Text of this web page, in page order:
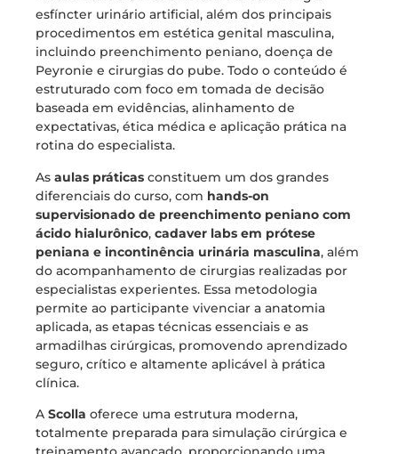
esfíncter urinário artificial, além dos principais
procedimentos em estética genital masculina,
incluindo preenchimento peniano, doença de
Peyronie e cirurgias do pube. Todo o conteúdo é
estruturado com foco em tomada de decisão
baseada em evidências, alinhamento de
expectativas, ética médica e aplicação prática na
rotina do especialista.
As aulas práticas constituem um dos grandes
diferenciais do curso, com hands-on
supervisionado de preenchimento peniano com
ácido hialurônico, cadaver labs em prótese
peniana e incontinência urinária masculina, além
do acompanhamento de cirurgias realizadas por
especialistas experientes. Essa metodologia
permite ao participante vivenciar a anatomia
aplicada, as etapas técnicas essenciais e as
armadilhas cirúrgicas, promovendo aprendizado
seguro, crítico e altamente aplicável à prática
clínica.
A Scolla oferece uma estrutura moderna,
totalmente preparada para simulação cirúrgica e